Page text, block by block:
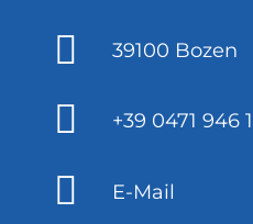
39100 Bozen
+39 0471 946
E-Mail